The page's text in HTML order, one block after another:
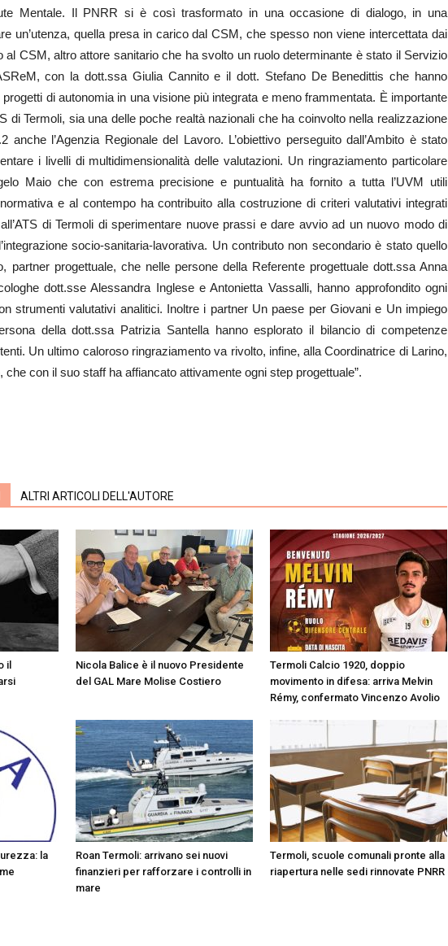
Mentale. Il PNRR si è così trasformato in una occasione di dialogo, in una
un’utenza, quella presa in carico dal CSM, che spesso non viene intercettata dai
al CSM, altro attore sanitario che ha svolto un ruolo determinante è stato il Servizio
con la dott.ssa Giulia Cannito e il dott. Stefano De Benedittis che hanno
di autonomia in una visione più integrata e meno frammentata. È importante
di Termoli, sia una delle poche realtà nazionali che ha coinvolto nella realizzazione
anche l’Agenzia Regionale del Lavoro. L’obiettivo perseguito dall’Ambito è stato
i livelli di multidimensionalità delle valutazioni. Un ringraziamento particolare
Maio che con estrema precisione e puntualità ha fornito a tutta l’UVM utili
e al contempo ha contribuito alla costruzione di criteri valutativi integrati
di Termoli di sperimentare nuove prassi e dare avvio ad un nuovo modo di
socio-sanitaria-lavorativa. Un contributo non secondario è stato quello
partner progettuale, che nelle persone della Referente progettuale dott.ssa Anna
dott.sse Alessandra Inglese e Antonietta Vassalli, hanno approfondito ogni
strumenti valutativi analitici. Inoltre i partner Un paese per Giovani e Un impiego
della dott.ssa Patrizia Santella hanno esplorato il bilancio di competenze
Un ultimo caloroso ringraziamento va rivolto, infine, alla Coordinatrice di Larino,
che con il suo staff ha affiancato attivamente ogni step progettuale”.
ALTRI ARTICOLI DELL'AUTORE
il
Nicola Balice è il nuovo Presidente
del GAL Mare Molise Costiero
Termoli Calcio 1920, doppio
movimento in difesa: arriva Melvin
Rémy, confermato Vincenzo Avolio
la
Roan Termoli: arrivano sei nuovi
finanzieri per rafforzare i controlli in
mare
Termoli, scuole comunali pronte alla
riapertura nelle sedi rinnovate PNRR